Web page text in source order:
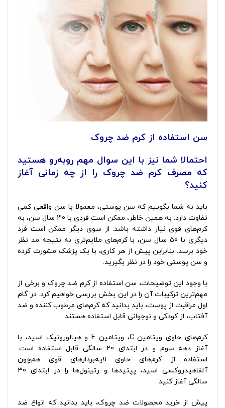
سن استفاده از کرم ضد چروک
احتمالا شما نیز با این سوال مهم روبه‌رو هستید
که مصرف کرم ضد چروک را از چه زمانی آغاز
کنید؟
باید به شما بگوییم که سن پوستی، معمولا با سن واقعی کمی
تفاوت دارد. به همین خاطر، ممکن است فردی با 30 سال سن، به
کرم‌های قوی نیاز داشته باشد. از سوی دیگر ممکن است فرد
دیگری با 50 سال سن، با کرم‌های ملایم‌تری به نتیجه مد نظر
خود برسد. بنابراین پیش از هر کاری، با یک پزشک مشورت کرده
و سن پوستی خود را در نظر بگیرید.
با وجود این توضیحات، سن استفاده از کرم ضد چروک و برخی از
مهم‌ترین ترکیبات آن را در این بخش بررسی خواهیم کرد. در گام
اول مراقبت از پوست، باید بدانید که کرم‌های مرطوب کننده و ضد
آفتاب، از کودکی و نوجوانی قابل استفاده هستند.
کرم‌های حاوی ویتامین C، ویتامین E و هیالورونیک اسید، با
آغاز دهه سوم و در ابتدای 20 سالگی قابل استفاده است.
استفاده از کرم‌های حاوی لایه‌بردارهای قوی هم‌چون
آلفاهیدروکسی اسید، پپتیدها و رتینول‌ها را در ابتدای 30
سالگی آغاز کنید.
پیش از خرید محصولات ضد چروک، باید بدانید که انواع ضد